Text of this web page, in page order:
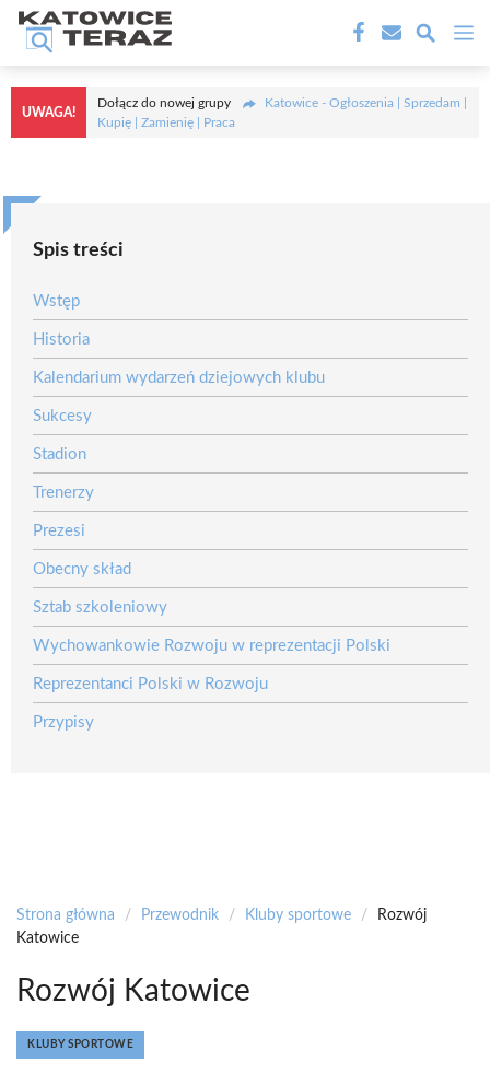
Przejdź
treści
UWAGA!
Dołącz do nowej grupy
Katowice - Ogłoszenia | Sprzedam |
Kupię | Zamienię | Praca
Spis treści
Wstęp
Historia
Kalendarium wydarzeń dziejowych klubu
Sukcesy
Stadion
Trenerzy
Prezesi
Obecny skład
Sztab szkoleniowy
Wychowankowie Rozwoju w reprezentacji Polski
Reprezentanci Polski w Rozwoju
Przypisy
Strona główna / Przewodnik / Kluby sportowe /
Rozwój
Katowice
Rozwój Katowice
KLUBY SPORTOWE